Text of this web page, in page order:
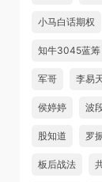
小马白话期权
知牛3045蓝筹
军哥 李易
侯婷婷 波
股知道 罗
板后战法